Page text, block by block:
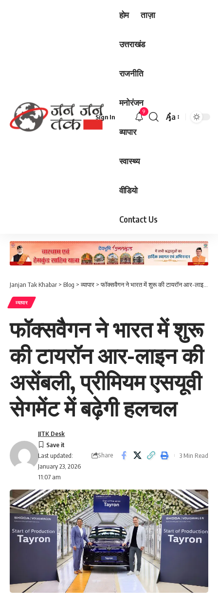
होम ताज़ा
उत्तराखंड
राजनीति
मनोरंजन
व्यापार
स्वास्थ्य
वीडियो
Contact Us
Sign In
9
Font
Aa
Janjan Tak Khabar > Blog >व्यापार >फॉक्सवैगन ने भारत में शुरू की टायरॉन आर-लाइन की असेंबली, प्रीमियम एसयूवी सेगमेंट में बढ़ेगी हलचल
व्यापार
फॉक्सवैगन ने भारत में शुरू
की टायरॉन आर-लाइन की
असेंबली, प्रीमियम एसयूवी
सेगमेंट में बढ़ेगी हलचल
Last updated:
January 23, 2026
11:07 am
JJTK Desk
Share 3 Min Read